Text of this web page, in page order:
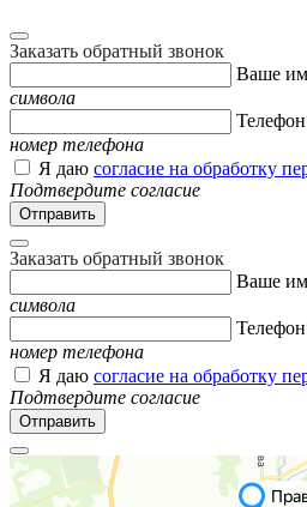
Заказать обратный звонок
Ваше
символа
номер телефона
Я даю согласие на обработку
Подтвердите согласие
Заказать обратный звонок
Ваше
символа
номер телефона
Я даю согласие на обработку
Подтвердите согласие